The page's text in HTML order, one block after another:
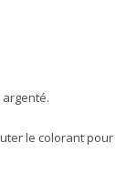
le colorant pour